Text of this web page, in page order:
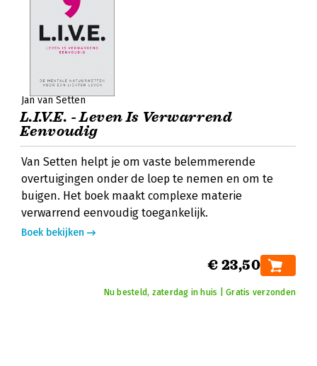
Jan van Setten
L.I.V.E. - Leven Is Verwarrend
Eenvoudig
Van Setten helpt je om vaste belemmerende
overtuigingen onder de loep te nemen en om te
buigen. Het boek maakt complexe materie
verwarrend eenvoudig toegankelijk.
Boek bekijken
€ 23,50
Nu besteld, zaterdag in huis | Gratis verzonden